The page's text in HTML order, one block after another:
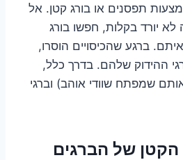
תפסנים או בורג קטן. אל
יורד בקלות, חפשו בורג
ברגע שהכיסויים הוסרו,
ההידוק שלהם. בדרך כלל,
שמפתח שוודי אוהב) וברגי
הקטן של הברגים